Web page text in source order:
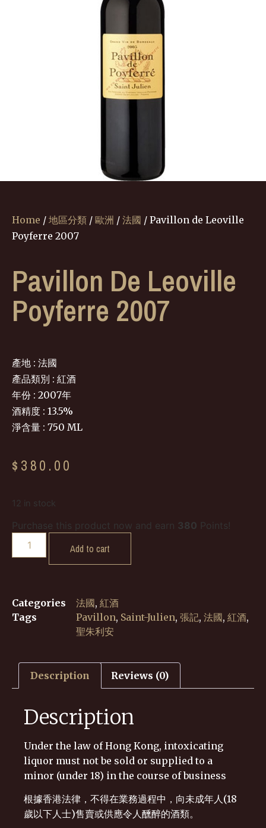
Home / 地區分類 / 歐洲 / 法國 / Pavillon de Leoville
Poyferre 2007
Pavillon De Leoville
Poyferre 2007
產地 : 法國
產品類別 : 紅酒
年份 : 2007年
酒精度 : 13.5%
淨含量 : 750 ML
$ 380.00
12 in stock
Purchase this product now and earn 380 Points!
Add to cart
Categories 法國, 紅酒
Tags
Pavillon, Saint-Julien, 張記, 法國, 紅酒,
聖朱利安
Description Reviews (0)
Description
Under the law of Hong Kong, intoxicating
liquor must not be sold or supplied to a
minor (under 18) in the course of business
根據香港法律，不得在業務過程中，向未成年人(18
歲以下人士)售賣或供應令人醺醉的酒類。